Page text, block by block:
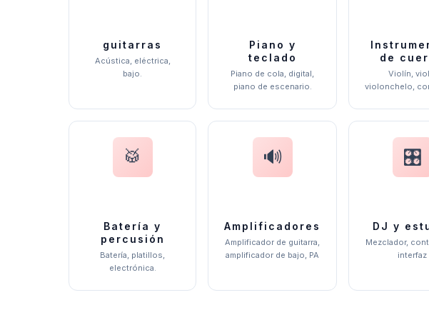
guitarras
Acústica, eléctrica,
bajo.
Piano y
teclado
Piano de cola, digital,
piano de escenario.
de
Violín,
violonchelo,
🥁
Batería y
percusión
Batería, platillos,
electrónica.
🔊
Amplificadores
Amplificador de guitarra,
amplificador de bajo, PA
🎛️
DJ y
Mezclador,
interfaz